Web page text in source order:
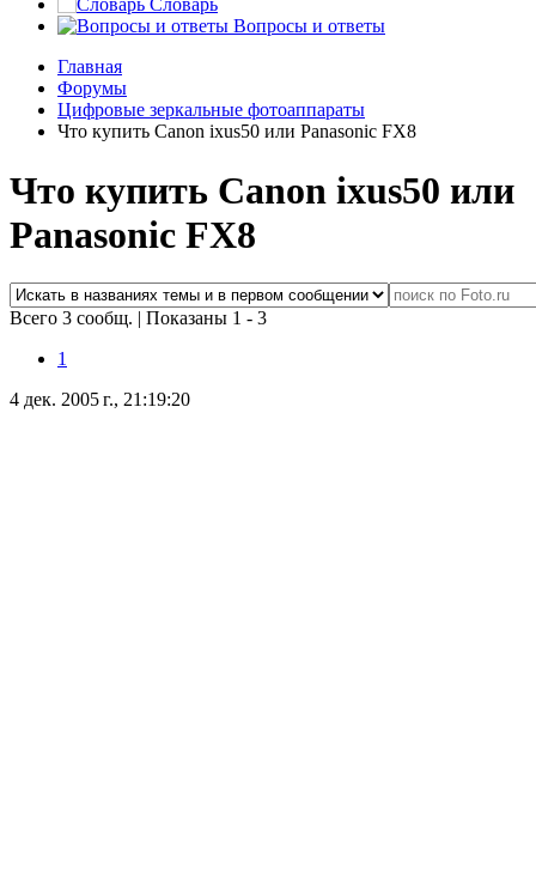
Словарь
Вопросы и ответы
Главная
Форумы
Цифровые зеркальные фотоаппараты
Что купить Canon ixus50 или Panasonic FX8
Что купить Canon ixus50 или
Panasonic FX8
Всего 3 сообщ. | Показаны 1 - 3
1
4 дек. 2005 г., 21:19:20